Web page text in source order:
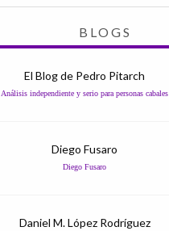
BLOGS
El Blog de Pedro Pitarch
Análisis independiente y serio para personas cabales
Diego Fusaro
Diego Fusaro
Daniel M. López Rodríguez